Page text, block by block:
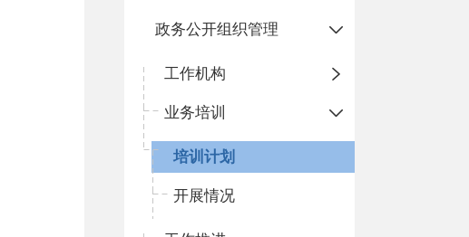
政务公开组织管理
工作机构
业务培训
培训计划
开展情况